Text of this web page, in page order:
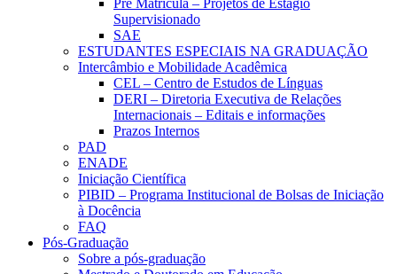
Pré Matrícula – Projetos de Estágio
Supervisionado
SAE
ESTUDANTES ESPECIAIS NA GRADUAÇÃO
Intercâmbio e Mobilidade Acadêmica
CEL – Centro de Estudos de Línguas
DERI – Diretoria Executiva de Relações
Internacionais – Editais e informações
Prazos Internos
PAD
ENADE
Iniciação Científica
PIBID – Programa Institucional de Bolsas de Iniciação
à Docência
FAQ
Pós-Graduação
Sobre a pós-graduação